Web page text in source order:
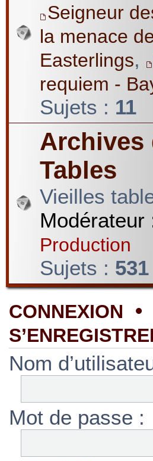
Seigneur
la menace
Easterlings,
requiem -
Sujets : 11
Archives
Tables
Vieilles
Modérateur
Production
Sujets : 531
CONNEXION •
Nom
Mot de passe :